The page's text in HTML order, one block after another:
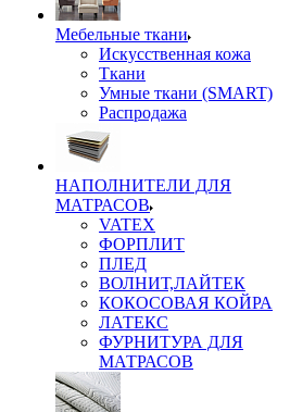
Мебельные ткани
Искусственная кожа
Ткани
Умные ткани (SMART)
Распродажа
НАПОЛНИТЕЛИ ДЛЯ
МАТРАСОВ
VATEX
ФОРПЛИТ
ПЛЕД
ВОЛНИТ,ЛАЙТЕК
КОКОСОВАЯ КОЙРА
ЛАТЕКС
ФУРНИТУРА ДЛЯ
МАТРАСОВ